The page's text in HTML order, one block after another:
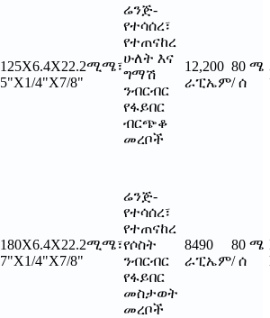
125X6.4X22.2ሚሜ፣
5"X1/4"X7/8"
ሬንጅ-
የተሳሰረ፣
የተጠናከረ
ሁለት እና
ግማሽ
ንብርብር
የፋይበር
ብርጭቆ
መረቦች
12,200
ራፒኤም
80 ሜ
/ ሰ
180X6.4X22.2ሚሜ፣
7"X1/4"X7/8"
ሬንጅ-
የተሳሰረ፣
የተጠናከረ
የሶስት
ንብርብር
የፋይበር
መስታወት
መረቦች
8490
ራፒኤም
80 ሜ
/ ሰ